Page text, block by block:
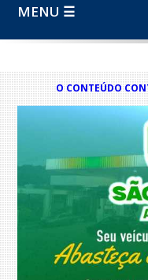
MENU ☰
O CONTEÚDO